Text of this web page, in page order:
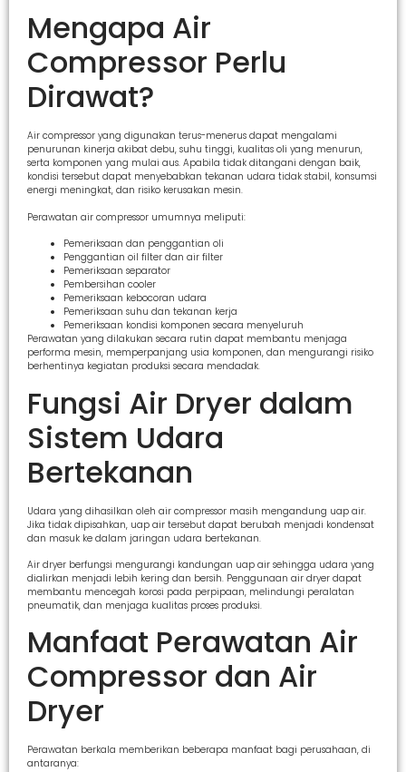
Mengapa Air
Compressor Perlu
Dirawat?
Air compressor yang digunakan terus-menerus dapat mengalami
penurunan kinerja akibat debu, suhu tinggi, kualitas oli yang menurun,
serta komponen yang mulai aus. Apabila tidak ditangani dengan baik,
kondisi tersebut dapat menyebabkan tekanan udara tidak stabil, konsumsi
energi meningkat, dan risiko kerusakan mesin.
Perawatan air compressor umumnya meliputi:
Pemeriksaan dan penggantian oli
Penggantian oil filter dan air filter
Pemeriksaan separator
Pembersihan cooler
Pemeriksaan kebocoran udara
Pemeriksaan suhu dan tekanan kerja
Pemeriksaan kondisi komponen secara menyeluruh
Perawatan yang dilakukan secara rutin dapat membantu menjaga
performa mesin, memperpanjang usia komponen, dan mengurangi risiko
berhentinya kegiatan produksi secara mendadak.
Fungsi Air Dryer dalam
Sistem Udara
Bertekanan
Udara yang dihasilkan oleh air compressor masih mengandung uap air.
Jika tidak dipisahkan, uap air tersebut dapat berubah menjadi kondensat
dan masuk ke dalam jaringan udara bertekanan.
Air dryer berfungsi mengurangi kandungan uap air sehingga udara yang
dialirkan menjadi lebih kering dan bersih. Penggunaan air dryer dapat
membantu mencegah korosi pada perpipaan, melindungi peralatan
pneumatik, dan menjaga kualitas proses produksi.
Manfaat Perawatan Air
Compressor dan Air
Dryer
Perawatan berkala memberikan beberapa manfaat bagi perusahaan, di
antaranya: